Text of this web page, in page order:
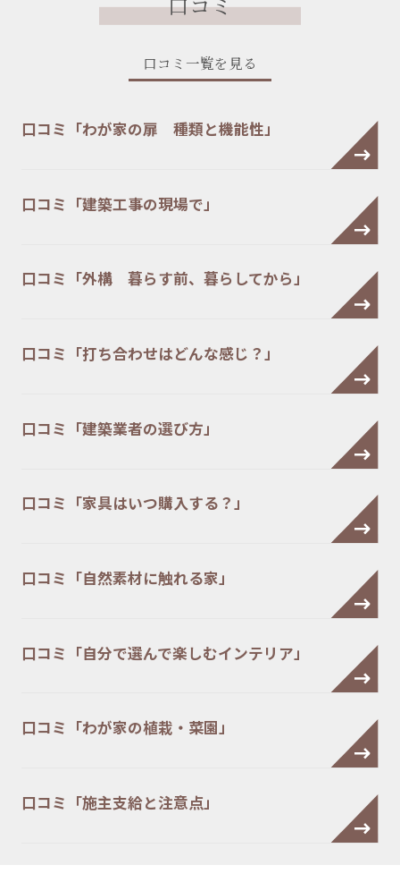
口コミ一覧を見る
口コミ「わが家の扉 種類と機能性」
口コミ「建築工事の現場で」
口コミ「外構 暮らす前、暮らしてから」
口コミ「打ち合わせはどんな感じ？」
口コミ「建築業者の選び方」
口コミ「家具はいつ購入する？」
口コミ「自然素材に触れる家」
口コミ「自分で選んで楽しむインテリア」
口コミ「わが家の植栽・菜園」
口コミ「施主支給と注意点」